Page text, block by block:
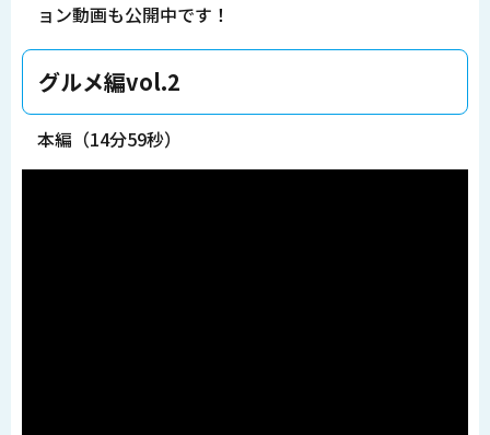
ョン動画も公開中です！
グルメ編vol.2
本編（14分59秒）